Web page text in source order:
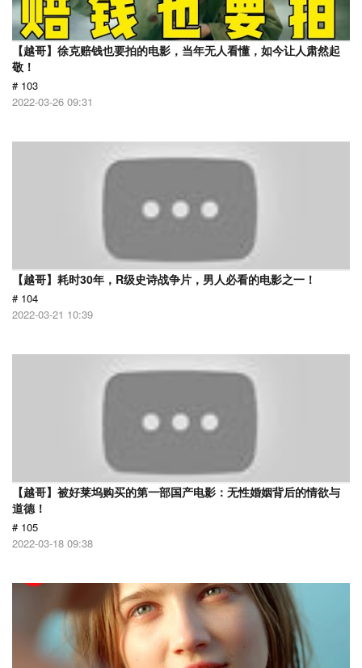
【越哥】徐克赔钱也要拍的电影，当年无人看懂，如今让人肃然起
敬！
# 103
2022-03-26 09:31
【越哥】耗时30年，R级史诗战争片，男人必看的电影之一！
# 104
2022-03-21 10:39
【越哥】被好莱坞购买的第一部国产电影：无性婚姻背后的情欲与
道德！
# 105
2022-03-18 09:38